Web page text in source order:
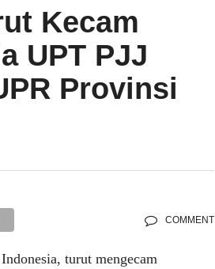
Kecam
UPT PJJ
Provinsi
COMMENT
turut mengecam